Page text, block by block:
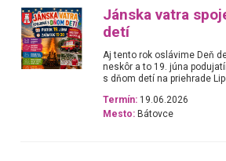
Jánska vatra
detí
Aj tento rok oslávime Deň
neskôr a to 19. júna
s dňom detí na priehrade
Termín: 19.06.2026
Mesto: Bátovce